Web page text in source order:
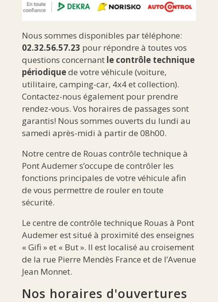
Nous sommes disponibles par téléphone:
02.32.56.57.23 pour répondre à toutes vos
questions concernant le contrôle technique
périodiquede votre véhicule (voiture,
utilitaire, camping-car, 4x4 et collection).
Contactez-nous également pour prendre
rendez-vous. Vos horaires de passages sont
garantis! Nous sommes ouverts du lundi au
samedi après-midi à partir de 08h00.
Notre centre de Rouas contrôle technique à
Pont Audemer s’occupe de contrôler les
fonctions principales de votre véhicule afin
de vous permettre de rouler en toute
sécurité.
Le centre de contrôle technique Rouas à Pont
Audemer est situé à proximité des enseignes
« Gifi » et « But ». Il est localisé au croisement
de la rue Pierre Mendès France et de l’Avenue
Jean Monnet.
Nos horaires d'ouvertures